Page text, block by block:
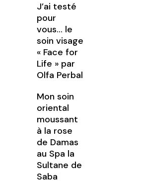
J’ai testé
pour
vous… le
soin visage
« Face for
Life » par
Olfa Perbal
Mon soin
oriental
moussant
à la rose
de Damas
au Spa la
Sultane de
Saba